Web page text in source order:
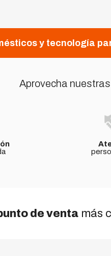
y tecnología
Aprovecha nuestras
de ventamás